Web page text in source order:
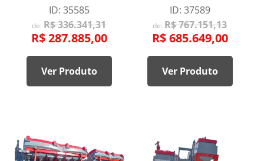
ID: 35585
de:R$ 336.341,31
R$ 287.885,00
Ver Produto
ID: 37589
de:R$ 767.151,13
R$ 685.649,00
Ver Produto